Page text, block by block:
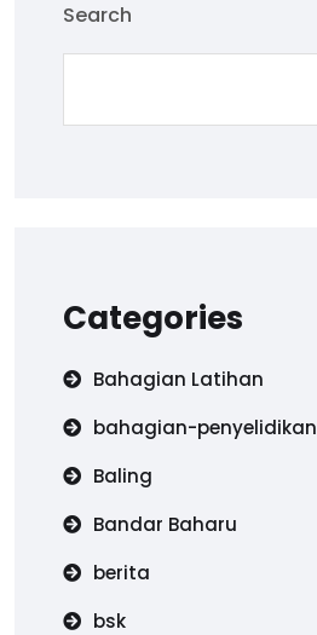
Search
Categories
Bahagian Latihan
bahagian-penyelidikan
Baling
Bandar Baharu
berita
bsk